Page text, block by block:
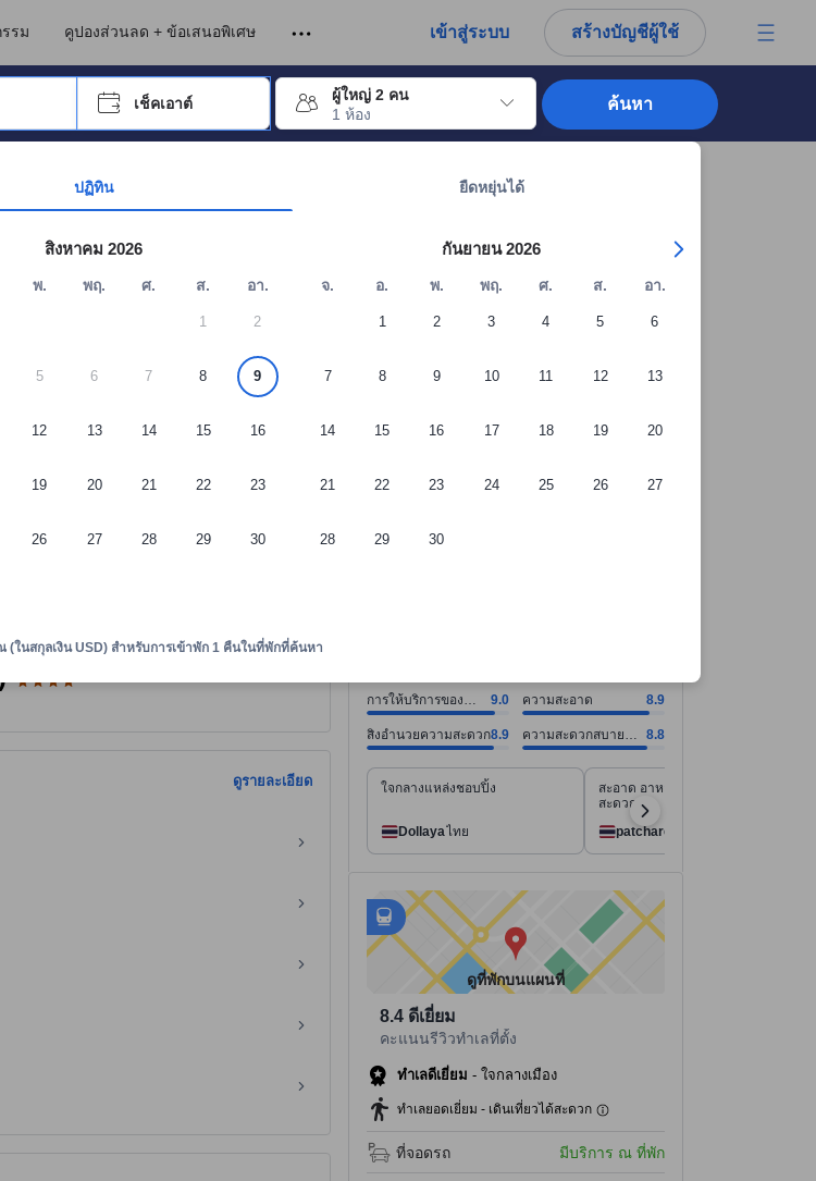
รม คูปองส่วนลด + ข้อเสนอพิเศษ เข้าสู่ระบบ สร้างบัญชีผู้ใช้
การ แล้วกดปุ่ม Enter เพื่อเลือก
เช็คเอาต์
ผู้ใหญ่ 2 คน
1 ห้อง
นที่ ใช้ปุ่มลูกศรเพื่อเลือกวันเช็คอินและเช็คเอาต์ เมื่อไปถึงวันเช็คอินที่ต้องการ ให้กดปุ่ม Enter เพื่อเลือกวันเช็คอินดังกล่าว ทำซ้ำขั้นตอ
ปฏิทิน ยืดหยุ่นได้
สิงหาคม 2026
พ. พฤ. ศ. ส. อา.
1 2
5 6 7 8 9
12 13 14 15 16
19 20 21 22 23
26 27 28 29 30
กันยายน 2026
จ. อ. พ. พฤ. ศ. ส. อา.
1 2 3 4 5 6
7 8 9 10 11 12 13
14 15 16 17 18 19 20
21 22 23 24 25 26 27
28 29 30
(ในสกุลเงิน USD) สำหรับการเข้าพัก 1 คืนในที่พักที่ค้นหา
ค้นหา
ริง (Dormy Inn
ดูรายละเอียด
การให้บริการของ
พนักงาน
9.0 ความสะอาด 8.9
สิ่งอำนวยความสะดวก8.9
ความสะดวกสบาย
ของห้องพัก
8.8
ใจกลางแหล่งชอบปิ้ง
Dollayaไทย
สะอาด อาหารเช้า หลากหลาย
สะดวก
patcharee
tooltip
อยู่ใกล้
สถานีรถไฟ Meiji Jingumae - ระยะ 0.42 กม.
• Meiji-jingumae <Harajuku> Subway Station - ระยะ 0.5 กม.
ดูที่พักบนแผนที่
8.4 ดีเยี่ยม
คะแนนรีวิวทำเลที่ตั้ง
ทำเลดีเยี่ยม - ใจกลางเมือง
ทำเลยอดเยี่ยม - เดินเที่ยวได้สะดวก
ที่จอดรถ มีบริการ ณ ที่พัก
ความคิดเห็นที่แสดงบนอโกด้า จึงมาจากประสบการณ์ตรงของผู้เข้าพักอย่างแท้จริง